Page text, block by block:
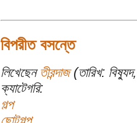
বিপরীত বসন্তে
লিখেছেন তীরন্দাজ(তারিখ:
ক্যাটেগরি:
গল্প